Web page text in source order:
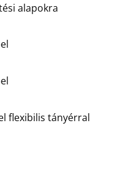
alapokra
flexibilis tányérral